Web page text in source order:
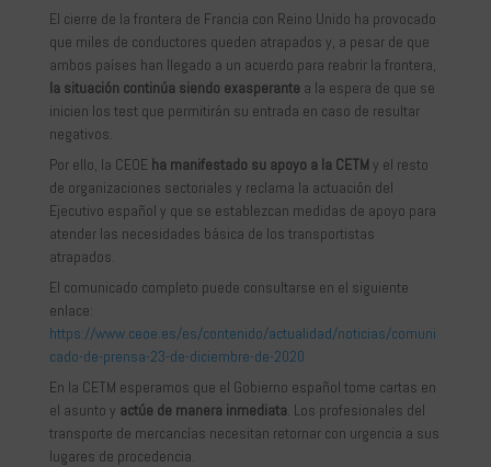
El cierre de la frontera de Francia con Reino Unido ha provocado
que miles de conductores queden atrapados y, a pesar de que
ambos países han llegado a un acuerdo para reabrir la frontera,
la situación continúa siendo exasperante a la espera de que se
inicien los test que permitirán su entrada en caso de resultar
negativos.
Por ello, la CEOE ha manifestado su apoyo a la CETM y el resto
de organizaciones sectoriales y reclama la actuación del
Ejecutivo español y que se establezcan medidas de apoyo para
atender las necesidades básica de los transportistas
atrapados.
El comunicado completo puede consultarse en el siguiente
enlace:
https://www.ceoe.es/es/contenido/actualidad/noticias/comuni
cado-de-prensa-23-de-diciembre-de-2020
En la CETM esperamos que el Gobierno español tome cartas en
el asunto y actúe de manera inmediata. Los profesionales del
transporte de mercancías necesitan retornar con urgencia a sus
lugares de procedencia.